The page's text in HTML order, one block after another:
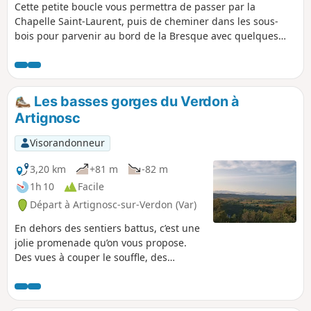
passe par la Ville-Haute et la falaise du Rocher.
Cette petite boucle vous permettra de passer par la
Chapelle Saint-Laurent, puis de cheminer dans les sous-
bois pour parvenir au bord de la Bresque avec quelques
d'accéder ensuite au belvédère de la rive gauche et de
visiter le village de Sillans.
Les basses gorges du Verdon à
Artignosc
Visorandonneur
3,20 km
+81 m
-82 m
1h 10
Facile
Départ à Artignosc-sur-Verdon (Var)
En dehors des sentiers battus, c’est une
jolie promenade qu’on vous propose.
Des vues à couper le souffle, des
superbe petit village perché d’Artignosc-
sur-Verdon.